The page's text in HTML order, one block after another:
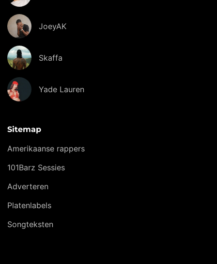
JoeyAK
Skaffa
Yade Lauren
Sitemap
Amerikaanse rappers
101Barz Sessies
Adverteren
Platenlabels
Songteksten